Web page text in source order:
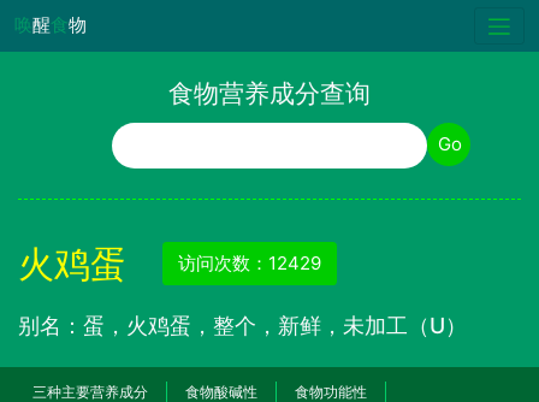
唤醒食物
食物营养成分查询
食物名称 Go
火鸡蛋 访问次数：12429
别名：蛋，火鸡蛋，整个，新鲜，未加工（U）
三种主要营养成分 食物酸碱性
食物功能性